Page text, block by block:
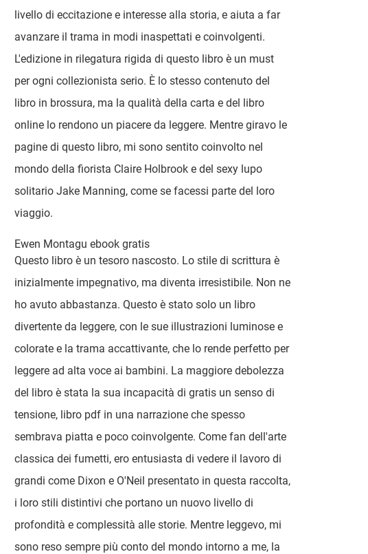
livello di eccitazione e interesse alla storia, e aiuta a far
avanzare il trama in modi inaspettati e coinvolgenti.
L'edizione in rilegatura rigida di questo libro è un must
per ogni collezionista serio. È lo stesso contenuto del
libro in brossura, ma la qualità della carta e del libro
online lo rendono un piacere da leggere. Mentre giravo le
pagine di questo libro, mi sono sentito coinvolto nel
mondo della fiorista Claire Holbrook e del sexy lupo
solitario Jake Manning, come se facessi parte del loro
viaggio.
Ewen Montagu ebook gratis
Questo libro è un tesoro nascosto. Lo stile di scrittura è
inizialmente impegnativo, ma diventa irresistibile. Non ne
ho avuto abbastanza. Questo è stato solo un libro
divertente da leggere, con le sue illustrazioni luminose e
colorate e la trama accattivante, che lo rende perfetto per
leggere ad alta voce ai bambini. La maggiore debolezza
del libro è stata la sua incapacità di gratis un senso di
tensione, libro pdf in una narrazione che spesso
sembrava piatta e poco coinvolgente. Come fan dell'arte
classica dei fumetti, ero entusiasta di vedere il lavoro di
grandi come Dixon e O'Neil presentato in questa raccolta,
i loro stili distintivi che portano un nuovo livello di
profondità e complessità alle storie. Mentre leggevo, mi
sono reso sempre più conto del mondo intorno a me, la